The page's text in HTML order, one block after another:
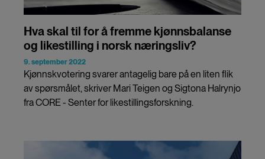
Hva skal til for å fremme kjønnsbalanse
og likestilling i norsk næringsliv?
9. september 2022
Kjønnskvotering svarer antagelig bare på en liten flik
av spørsmålet, skriver Mari Teigen og Sigtona Halrynjo
fra CORE - Senter for likestillingsforskning.